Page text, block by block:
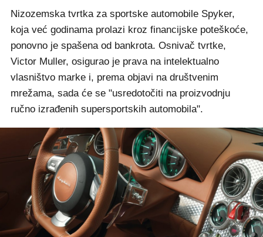
Nizozemska tvrtka za sportske automobile Spyker,
koja već godinama prolazi kroz financijske poteškoće,
ponovno je spašena od bankrota. Osnivač tvrtke,
Victor Muller, osigurao je prava na intelektualno
vlasništvo marke i, prema objavi na društvenim
mrežama, sada će se "usredotočiti na proizvodnju
ručno izrađenih supersportskih automobila".